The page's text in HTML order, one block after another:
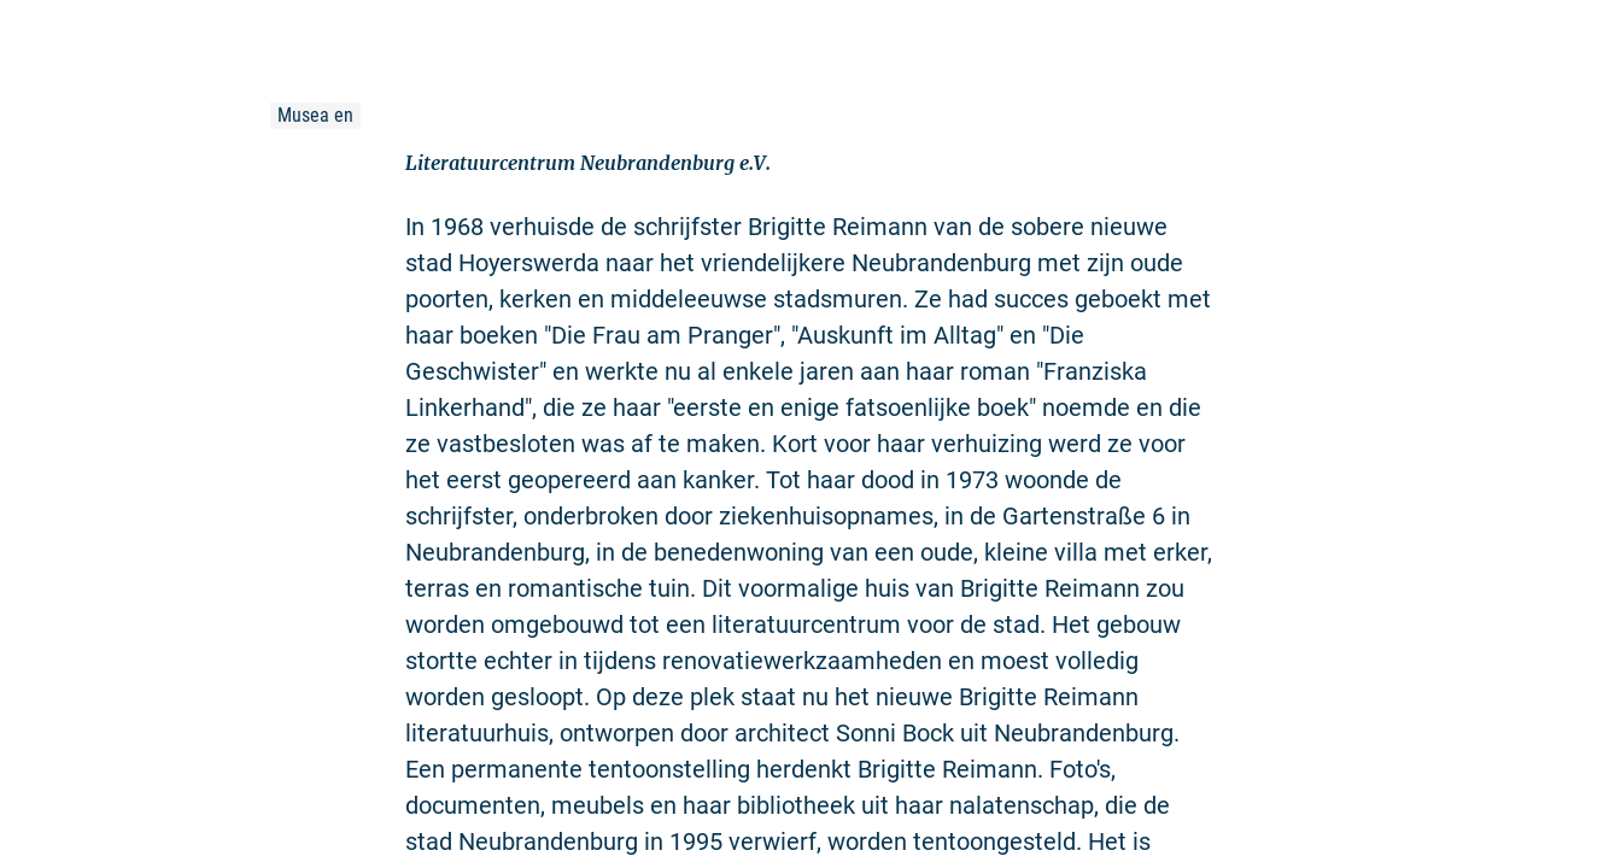
Musea en
Literatuurcentrum Neubrandenburg e.V.
In 1968 verhuisde de schrijfster Brigitte Reimann van de sobere nieuwe
stad Hoyerswerda naar het vriendelijkere Neubrandenburg met zijn oude
poorten, kerken en middeleeuwse stadsmuren. Ze had succes geboekt met
haar boeken "Die Frau am Pranger", "Auskunft im Alltag" en "Die
Geschwister" en werkte nu al enkele jaren aan haar roman "Franziska
Linkerhand", die ze haar "eerste en enige fatsoenlijke boek" noemde en die
ze vastbesloten was af te maken. Kort voor haar verhuizing werd ze voor
het eerst geopereerd aan kanker. Tot haar dood in 1973 woonde de
schrijfster, onderbroken door ziekenhuisopnames, in de Gartenstraße 6 in
Neubrandenburg, in de benedenwoning van een oude, kleine villa met erker,
terras en romantische tuin. Dit voormalige huis van Brigitte Reimann zou
worden omgebouwd tot een literatuurcentrum voor de stad. Het gebouw
stortte echter in tijdens renovatiewerkzaamheden en moest volledig
worden gesloopt. Op deze plek staat nu het nieuwe Brigitte Reimann
literatuurhuis, ontworpen door architect Sonni Bock uit Neubrandenburg.
Een permanente tentoonstelling herdenkt Brigitte Reimann. Foto's,
documenten, meubels en haar bibliotheek uit haar nalatenschap, die de
stad Neubrandenburg in 1995 verwierf, worden tentoongesteld. Het is